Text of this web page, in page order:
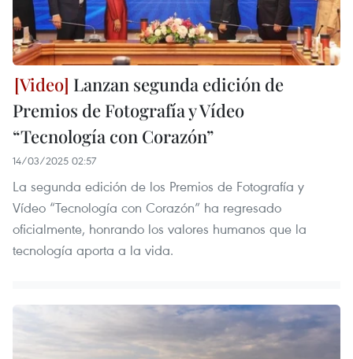
Lanzan segunda edición de
Premios de Fotografía y Vídeo
“Tecnología con Corazón”
14/03/2025 02:57
La segunda edición de los Premios de Fotografía y
Vídeo “Tecnología con Corazón” ha regresado
oficialmente, honrando los valores humanos que la
tecnología aporta a la vida.